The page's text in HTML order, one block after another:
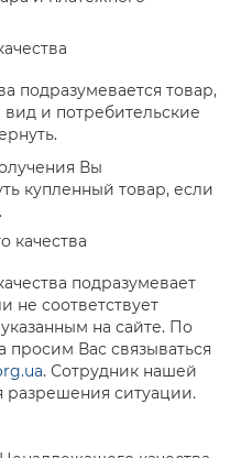
подразумевается товар,
и потребительские
Вы
купленный товар, если
качества
подразумевает
не соответствует
на сайте. По
просим Вас связываться
. Сотрудник нашей
разрешения ситуации.